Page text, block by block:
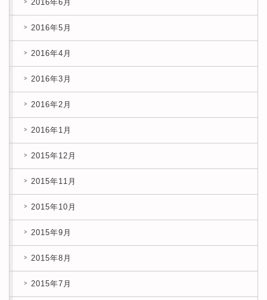
2016年6月
2016年5月
2016年4月
2016年3月
2016年2月
2016年1月
2015年12月
2015年11月
2015年10月
2015年9月
2015年8月
2015年7月